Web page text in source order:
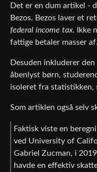
Det er en dum artikel -
Bezos. Bezos laver et
federal income tax. Ikke
fattige betaler masser af.
Desuden inkluderer
åbenlyst børn,
isoleret fra statistikken,
Som artiklen også selv
Faktisk viste en
ved University of
Gabriel Zucman, i
havde en effektiv